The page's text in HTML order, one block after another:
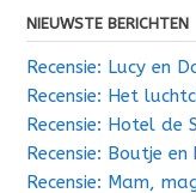
NIEUWSTE BERICHTEN
Recensie: Lucy en
Recensie: Het
Recensie: Hotel de
Recensie: Boutje
Recensie: Mam,